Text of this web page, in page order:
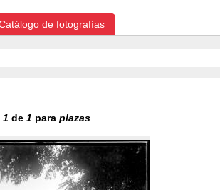
de fotografías
1 de 1 para plazas